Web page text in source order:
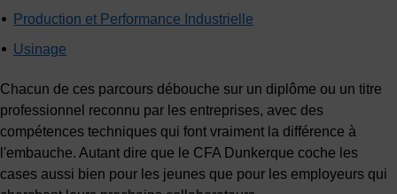
Production et Performance Industrielle
Usinage
Chacun de ces parcours débouche sur un diplôme ou un titre
professionnel reconnu par les entreprises, avec des
compétences techniques qui font vraiment la différence à
l'embauche. Autant dire que le CFA Dunkerque coche les
cases aussi bien pour les jeunes que pour les employeurs qui